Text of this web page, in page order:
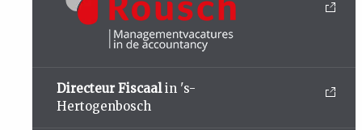
Directeur Fiscaalin 's-
Hertogenbosch